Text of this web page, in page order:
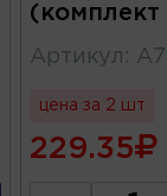
(комплект
Артикул :
цена за 2 шт
229.35